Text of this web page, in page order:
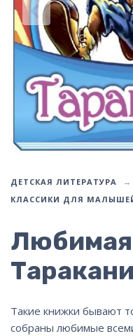
ДЕТСКАЯ ЛИТЕРАТУРА
КЛАССИКИ ДЛЯ
Любимая
Такие книжки бывают
собраны любимые